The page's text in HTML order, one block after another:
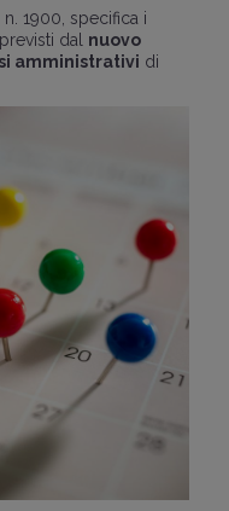
n. 1900, specifica i
dal nuovo
amministrativi di